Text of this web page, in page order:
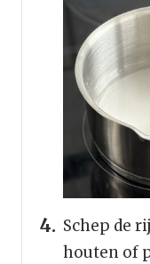
Schep de
houten of